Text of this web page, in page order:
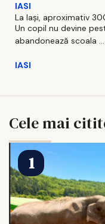
IASI
La Iași, aproximativ
Un copil nu devine
abandonează scoala ...
IASI
Cele mai